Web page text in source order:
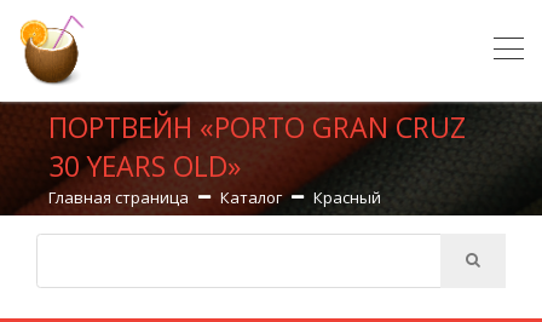
ПОРТВЕЙН «PORTO GRAN CRUZ
30 YEARS OLD»
Главная страница Каталог Красный